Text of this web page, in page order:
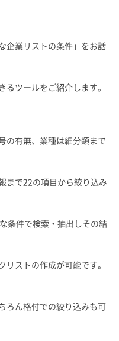
企業リストの条件」をお話
るツールをご紹介します。
の有無、業種は細分類まで
まで22の項目から絞り込み
条件で検索・抽出しその結
リストの作成が可能です。
ろん格付での絞り込みも可